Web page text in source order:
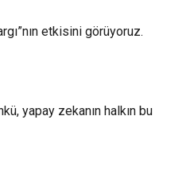
etkisini görüyoruz.
yapay zekanın halkın bu